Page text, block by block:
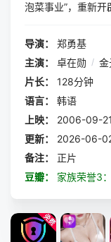
泡菜事业”，重新开
导演：
郑勇基
主演：
卓在勋 / 金
片长：
128分钟
语言：
韩语
上映：
2006-09-21
更新：
2026-06-
备注：
正片
豆瓣：
家族荣誉3